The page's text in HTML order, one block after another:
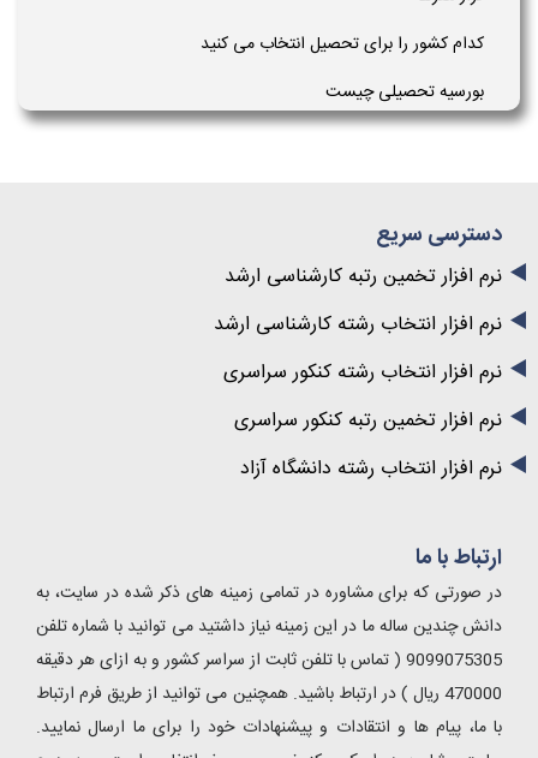
کدام کشور را برای تحصیل انتخاب می کنید
بورسیه تحصیلی چیست
دسترسی سریع
نرم افزار تخمین رتبه کارشناسی ارشد
نرم افزار انتخاب رشته کارشناسی ارشد
نرم افزار انتخاب رشته کنکور سراسری
نرم افزار تخمین رتبه کنکور سراسری
نرم افزار انتخاب رشته دانشگاه آزاد
ارتباط با ما
در صورتی که برای مشاوره در تمامی زمینه های ذکر شده در سایت، به
دانش چندین ساله ما در این زمینه نیاز داشتید می توانید با شماره تلفن
9099075305 ( تماس با تلفن ثابت از سراسر کشور و به ازای هر دقیقه
470000 ریال ) در ارتباط باشید. همچنین می توانید از طریق فرم ارتباط
با ما، پیام ها و انتقادات و پیشنهادات خود را برای ما ارسال نمایید.